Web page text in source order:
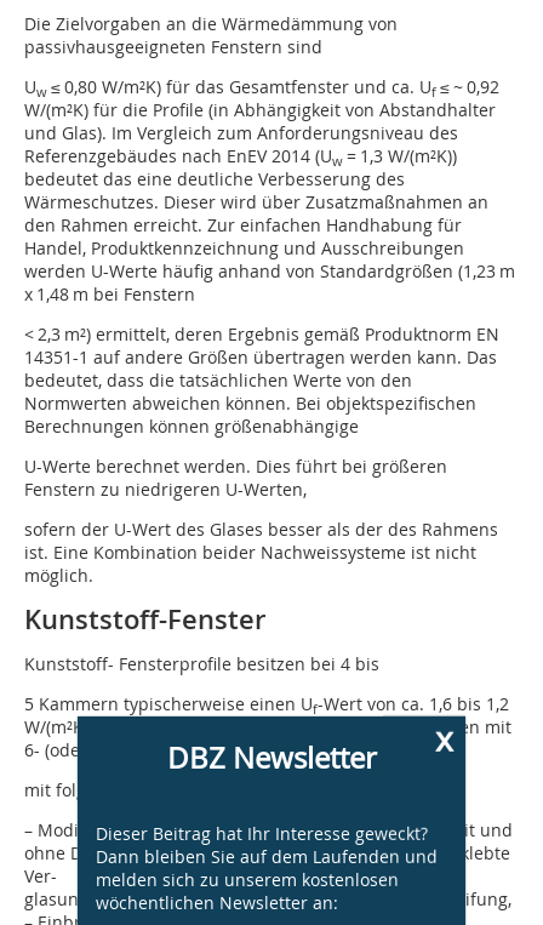
Die Zielvorgaben an die Wärmedämmung von
passivhausgeeigneten Fenstern sind
Uw ≤ 0,80 W/m²K) für das Gesamtfenster und ca. Uf ≤ ~ 0,92
W/(m²K) für die Profile (in Abhängigkeit von Abstandhalter
und Glas). Im Vergleich zum Anforderungsniveau des
Referenzgebäudes nach EnEV 2014 (Uw = 1,3 W/(m²K))
bedeutet das eine deutliche Verbesserung des
Wärmeschutzes. Dieser wird über Zusatzmaßnahmen an
den Rahmen erreicht. Zur einfachen Handhabung für
Handel, Produktkennzeichnung und Ausschreibungen
werden U-Werte häufig anhand von Standardgrößen (1,23 m
x 1,48 m bei Fenstern
< 2,3 m²) ermittelt, deren Ergebnis gemäß Produktnorm EN
14351-1 auf andere Größen übertragen werden kann. Das
bedeutet, dass die tatsächlichen Werte von den
Normwerten abweichen können. Bei objektspezifischen
Berechnungen können größenabhängige
U-Werte berechnet werden. Dies führt bei größeren
Fenstern zu niedrigeren U-Werten,
sofern der U-Wert des Glases besser als der des Rahmens
ist. Eine Kombination beider Nachweissysteme ist nicht
möglich.
Kunststoff-Fenster
Kunststoff- Fensterprofile besitzen bei 4 bis
5 Kammern typischerweise einen Uf-Wert von ca. 1,6 bis 1,2
W/(m²K). Fensterprofilwerte von U
≤ 1,0 W/(m²K) können mit
6- (oder mehr) Kammer-Profilen zusammen
mit folgenden Zusatzmaßnahmen erreicht werden:
– Modifizierung der Stahlarmierung in den Profilen (mit und
ohne Dämmstoff in der entsprechenden Kammer, verklebte
Ver-
glasungen) bzw. mit thermisch getrennter Stahlaussteifung,
x
DBZ Newsletter
Dieser Beitrag hat Ihr Interesse geweckt?
Dann bleiben Sie auf dem Laufenden und
melden sich zu unserem kostenlosen
wöchentlichen Newsletter an: